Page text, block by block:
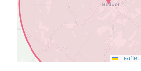
Leaflet